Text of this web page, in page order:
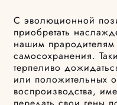
С эволюционной
приобретать
нашим прародителям
самосохранения.
терпеливо
или положительных
воспроизводства,